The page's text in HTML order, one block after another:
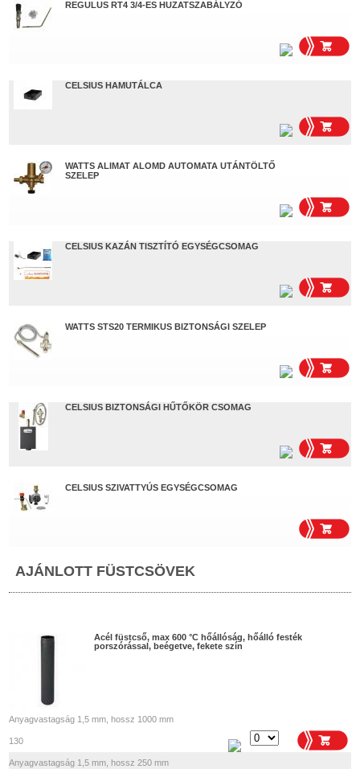
REGULUS RT4 3/4-ES HUZATSZABÁLYZÓ
CELSIUS HAMUTÁLCA
WATTS ALIMAT ALOMD AUTOMATA UTÁNTÖLTŐ
SZELEP
CELSIUS KAZÁN TISZTÍTÓ EGYSÉGCSOMAG
WATTS STS20 TERMIKUS BIZTONSÁGI SZELEP
CELSIUS BIZTONSÁGI HŰTŐKÖR CSOMAG
CELSIUS SZIVATTYÚS EGYSÉGCSOMAG
AJÁNLOTT FÜSTCSÖVEK
Acél füstcső, max 600 °C hőállóság, hőálló festék
porszórással, beégetve, fekete szín
Anyagvastagság 1,5 mm, hossz 1000 mm
130
Anyagvastagság 1,5 mm, hossz 250 mm